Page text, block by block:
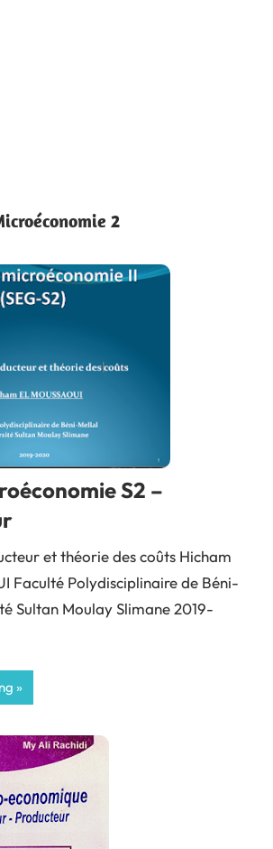
2
S2 –
et théorie des coûts Hicham
Faculté Polydisciplinaire de Béni-
Sultan Moulay Slimane 2019-